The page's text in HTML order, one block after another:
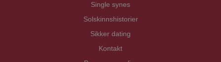
Single synes
Solskinnshistorier
Sikker dating
Kontakt